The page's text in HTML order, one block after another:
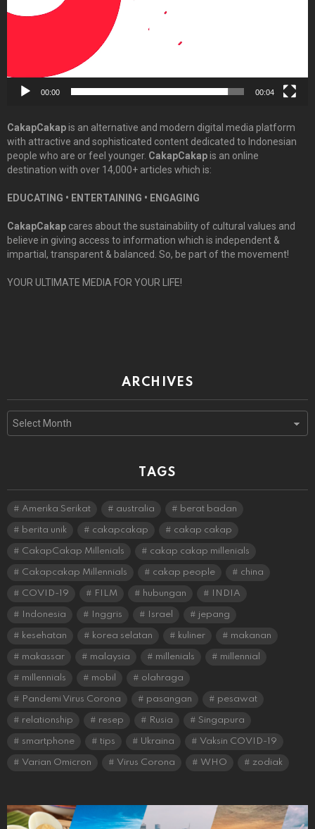
00:00 00:04
CakapCakapis an alternative and modern digital media platform
with attractive and sophisticated content dedicated to Indonesian
people who are or feel younger. CakapCakapis an online
destination with over 14,000+ articles which is:
EDUCATING • ENTERTAINING • ENGAGING
CakapCakap cares about the sustainability of cultural values and
believe in giving access to information which is independent &
impartial, transparent & balanced. So, be part of the movement!
YOUR ULTIMATE MEDIA FOR YOUR LIFE!
ARCHIVES
Archives
TAGS
Amerika Serikat australia berat badan
berita unik cakapcakap cakap cakap
CakapCakap Millenials cakap cakap millenials
Cakapcakap Millennials cakap people china
COVID-19 FILM hubungan INDIA
Indonesia Inggris Israel jepang
kesehatan korea selatan kuliner makanan
makassar malaysia millenials millennial
millennials mobil olahraga
Pandemi Virus Corona pasangan pesawat
relationship resep Rusia Singapura
smartphone tips Ukraina Vaksin COVID-19
Varian Omicron Virus Corona WHO zodiak